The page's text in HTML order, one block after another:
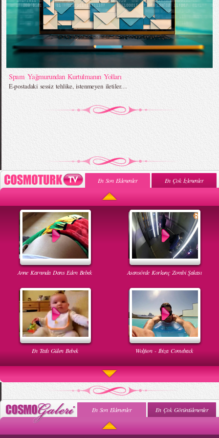
Spam Yağmurundan Kurtulmanın Yolları
E-postadaki sessiz tehlike, istenmeyen iletiler…
En Son Eklenenler En Çok İzlenenler
Anne Karnında Dans Eden Bebek Asansörde Korkunç Zombi Şakası
En Tatlı Gülen Bebek Wolfson - Ibiza Comeback
Uyuyan Bebeğe Gangnam Dinletilirse Ne Olur
En Son Eklenenler En Çok Görüntülenenler